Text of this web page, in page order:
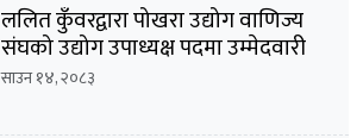
ललित कुँवरद्वारा पोखरा उद्योग वाणिज्य
संघको उद्योग उपाध्यक्ष पदमा उम्मेदवारी
घोषणा
साउन १४, २०८३